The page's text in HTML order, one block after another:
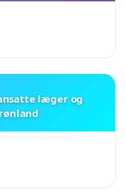
læger og